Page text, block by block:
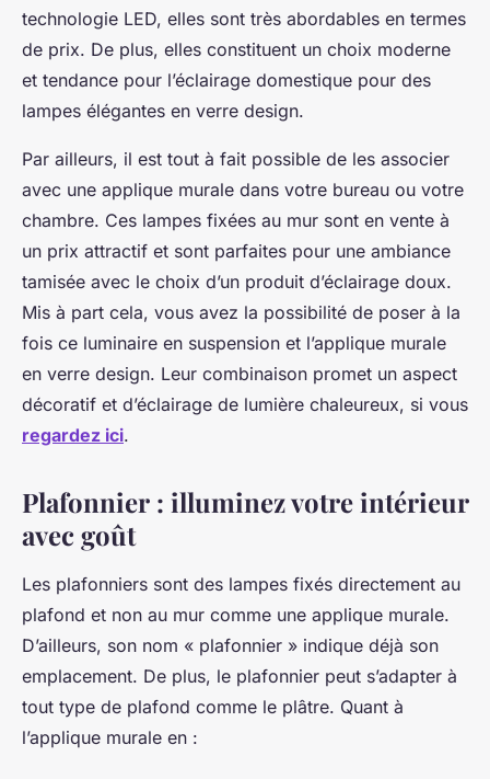
technologie LED, elles sont très abordables en termes
de prix. De plus, elles constituent un choix moderne
et tendance pour l’éclairage domestique pour des
lampes élégantes en verre design.
Par ailleurs, il est tout à fait possible de les associer
avec une applique murale dans votre bureau ou votre
chambre. Ces lampes fixées au mur sont en vente à
un prix attractif et sont parfaites pour une ambiance
tamisée avec le choix d’un produit d’éclairage doux.
Mis à part cela, vous avez la possibilité de poser à la
fois ce luminaire en suspension et l’applique murale
en verre design. Leur combinaison promet un aspect
décoratif et d’éclairage de lumière chaleureux, si vous
regardez ici.
Plafonnier : illuminez votre intérieur
avec goût
Les plafonniers sont des lampes fixés directement au
plafond et non au mur comme une applique murale.
D’ailleurs, son nom « plafonnier » indique déjà son
emplacement. De plus, le plafonnier peut s’adapter à
tout type de plafond comme le plâtre. Quant à
l’applique murale en :